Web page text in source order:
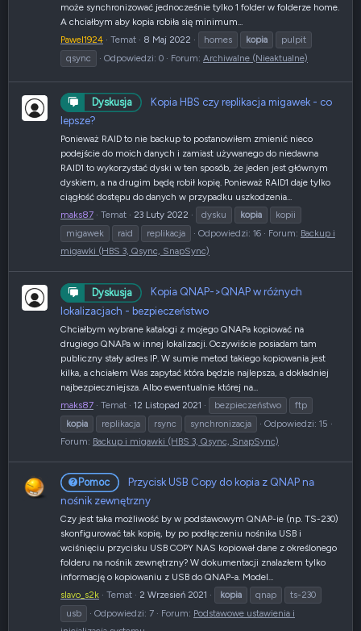
może synchronizować jednocześnie tylko 1 folder w folderze home.
A chciałbym aby kopia robiła się minimum...
Pawel1924
Temat 8 Maj 2022 homes kopia
pulpit
qsync
Odpowiedzi: 0 Forum: Archiwalne (Nieaktualne)
Dyskusja
Kopia HBS czy replikacja migawek - co
lepsze?
Ponieważ RAID to nie backup to postanowiłem zmienić nieco
podejście do moich danych i zamiast używanego do niedawna
RAID1 to wykorzystać dyski w ten sposób, że jeden jest głównym
dyskiem, a na drugim będę robił kopię. Ponieważ RAID1 daje tylko
ciągłość dostępu do danych w przypadku uszkodzenia...
maks87
Temat 23 Luty 2022 dysku kopia
kopii
migawek
raid replikacja Odpowiedzi: 16 Forum: Backup i
migawki (HBS 3, Qsync, SnapSync)
Dyskusja
Kopia QNAP->QNAP w różnych
lokalizacjach - bezpieczeństwo
Chciałbym wybrane katalogi z mojego QNAPa kopiować na
drugiego QNAPa w innej lokalizacji. Oczywiście posiadam tam
publiczny stały adres IP. W sumie metod takiego kopiowania jest
kilka, a chciałem Was zapytać która będzie najlepsza, a dokładniej
najbezpieczniejsza. Albo ewentualnie której na...
maks87
Temat 12 Listopad 2021 bezpieczeństwo
ftp
kopia
replikacja rsync synchronizacja
Odpowiedzi: 15
Forum: Backup i migawki (HBS 3, Qsync, SnapSync)
Pomoc
Przycisk USB Copy do kopia z QNAP na
nośnik zewnętrzny
Czy jest taka możliwość by w podstawowym QNAP-ie (np. TS-230)
skonfigurować tak kopię, by po podłączeniu nośnika USB i
wciśnięciu przycisku USB COPY NAS kopiował dane z określonego
folderu na nośnik zewnętrzny? W dokumentacji znalazłem tylko
informację o kopiowaniu z USB do QNAP-a. Model...
slavo_s2k
Temat 2 Wrzesień 2021 kopia qnap
ts-230
usb
Odpowiedzi: 7 Forum: Podstawowe ustawienia i